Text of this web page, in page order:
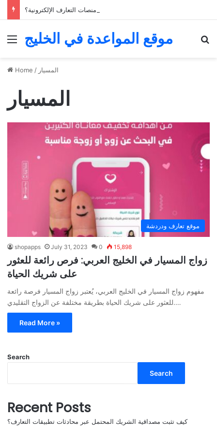
Menu
موقع المواعدة في الخليج
Home / المسيار
المسيار
موقع تعارف ودردشة
shopapps July 31, 2023 0 15,898
زواج المسيار في الخليج العربي: فرص رائعة للعثور
على شريك الحياة
مفهوم زواج المسيار في الخليج العربي، يُعتبر زواج المسيار فرصة رائعة
للعثور على شريك الحياة بطريقة مختلفة عن الزواج التقليدي.…
Read More »
Search
Search
Recent Posts
كيف تثبت مصداقية الشريك المحتمل عبر محادثات تطبيقات التعارف؟